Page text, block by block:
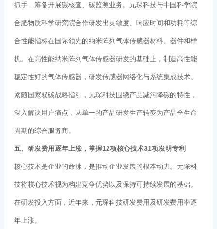
抓手，筹备开展碳核查、碳监测业务。元琛科技与中国科学院
合肥物质科学研究院合作研发出灵敏度、响应时间和功耗等综
合性能指标在国际领先的纳米阵列气体传感器材料、器件和样
机。在高性能纳米阵列气体传感器研发的基础上，制造高性能
稳定性好的气体传感器，研发传感器网络化与系统集成技术。
紧随国家双碳战略指引，元琛科技围绕产品减污降碳的特性，
深入解决用户痛点，从单一的产品研发生产转变为产品全生命
周期的综合服务商。
五、研发费用逐年上涨，掌握12项核心技术31项发明专利
核心技术是企业的命脉，是推动企业发展的根本动力。元琛科
技将核心技术视为构建竞争优势以及保持可持续发展的基础。
在研发投入方面，近年来，元琛科技研发费用及研发费用率逐
年上涨。